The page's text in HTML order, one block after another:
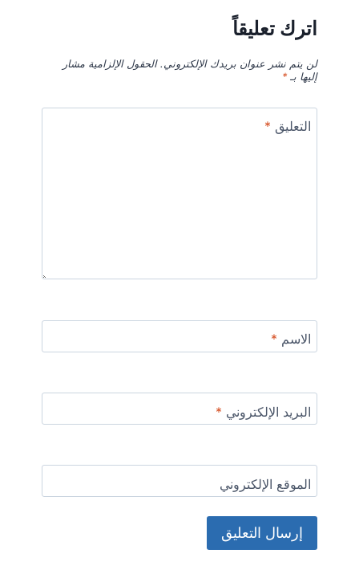
اترك تعليقاً
لن يتم نشر عنوان بريدك الإلكتروني. الحقول الإلزامية مشار
إليها بـ*
التعليق *
الاسم *
البريد الإلكتروني *
الموقع الإلكتروني